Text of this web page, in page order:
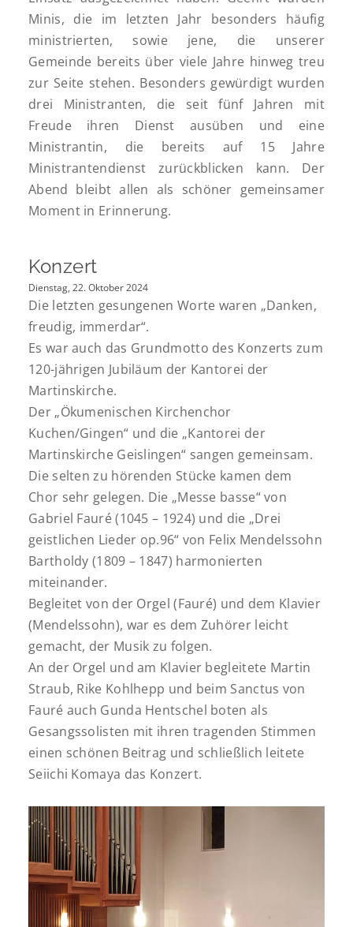
Minis, die im letzten Jahr besonders häufig
ministrierten, sowie jene, die unserer
Gemeinde bereits über viele Jahre hinweg treu
zur Seite stehen. Besonders gewürdigt wurden
drei Ministranten, die seit fünf Jahren mit
Freude ihren Dienst ausüben und eine
Ministrantin, die bereits auf 15 Jahre
Ministrantendienst zurückblicken kann. Der
Abend bleibt allen als schöner gemeinsamer
Moment in Erinnerung.
Konzert
Dienstag, 22. Oktober 2024
Die letzten gesungenen Worte waren „Danken,
freudig, immerdar“.
Es war auch das Grundmotto des Konzerts zum
120-jährigen Jubiläum der Kantorei der
Martinskirche.
Der „Ökumenischen Kirchenchor
Kuchen/Gingen“ und die „Kantorei der
Martinskirche Geislingen“ sangen gemeinsam.
Die selten zu hörenden Stücke kamen dem
Chor sehr gelegen. Die „Messe basse“ von
Gabriel Fauré (1045 – 1924) und die „Drei
geistlichen Lieder op.96“ von Felix Mendelssohn
Bartholdy (1809 – 1847) harmonierten
miteinander.
Begleitet von der Orgel (Fauré) und dem Klavier
(Mendelssohn), war es dem Zuhörer leicht
gemacht, der Musik zu folgen.
An der Orgel und am Klavier begleitete Martin
Straub, Rike Kohlhepp und beim Sanctus von
Fauré auch Gunda Hentschel boten als
Gesangssolisten mit ihren tragenden Stimmen
einen schönen Beitrag und schließlich leitete
Seiichi Komaya das Konzert.